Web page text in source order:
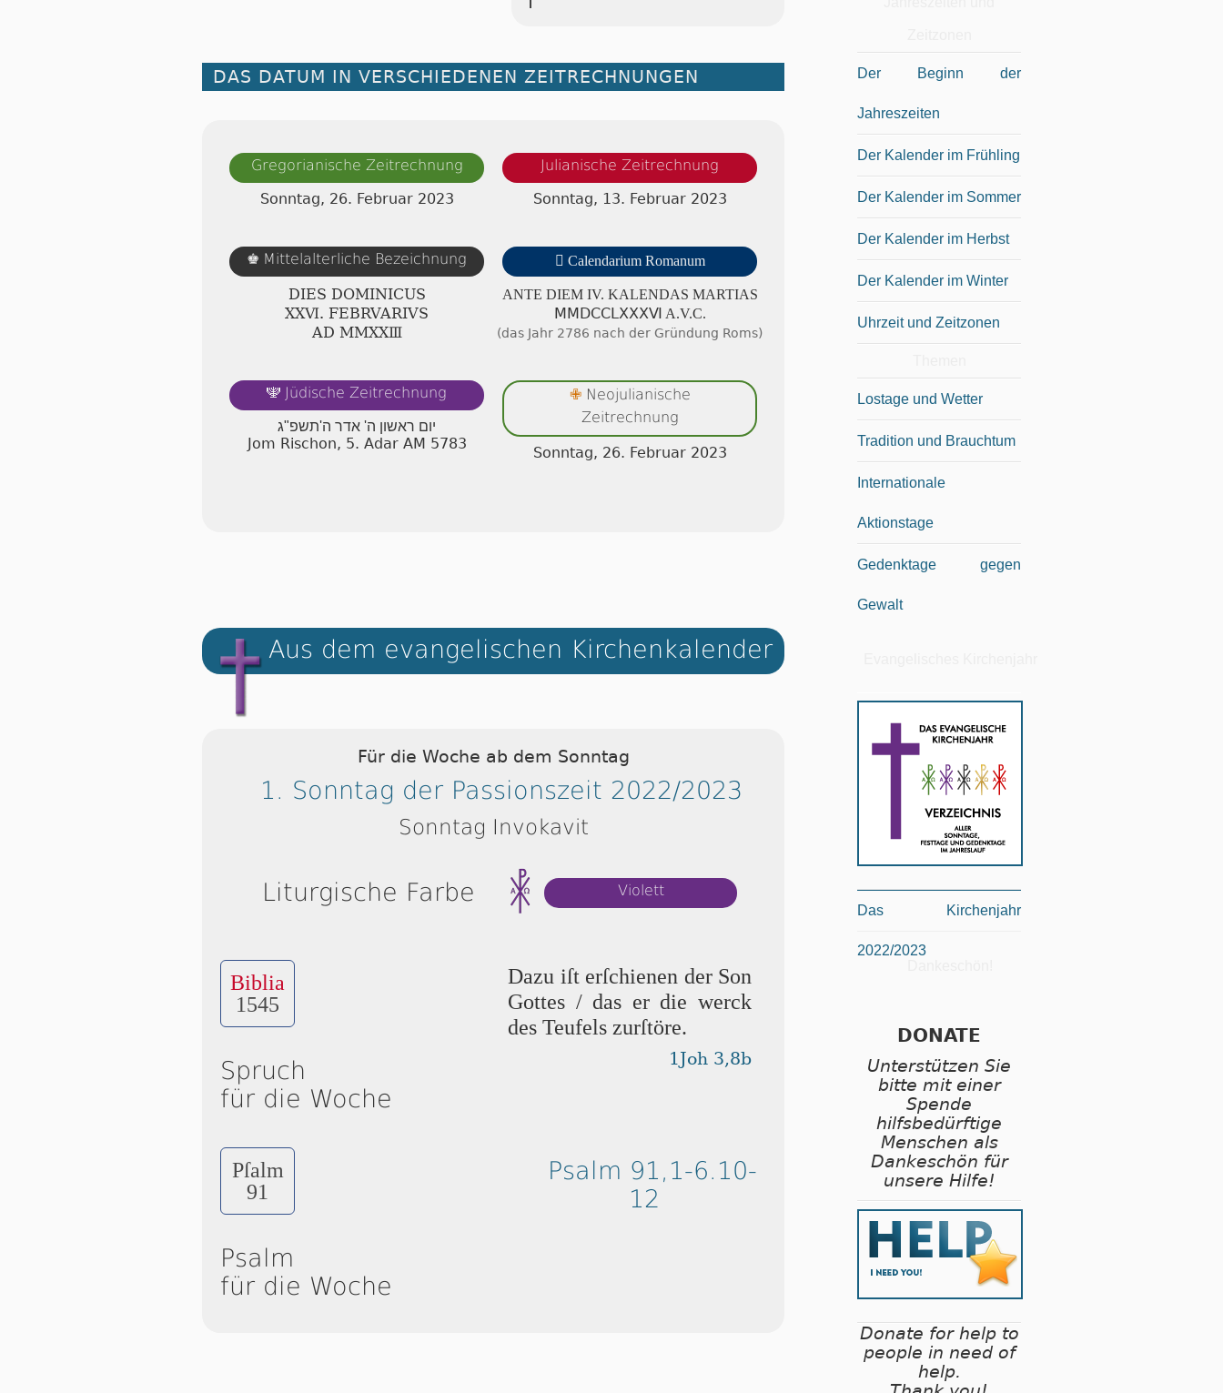
DAS DATUM IN VERSCHIEDENEN ZEITRECHNUNGEN
Gregorianische Zeitrechnung
Sonntag, 26. Februar 2023
Julianische Zeitrechnung
Sonntag, 13. Februar 2023
♚ Mittelalterliche Bezeichnung
DIES DOMINICUS
ⅩⅩⅥ. FEBRVARIVS
AD ⅯⅯⅩⅩⅢ
 Calendarium Romanum
ANTE DIEM IV. KA­LEN­DAS MAR­TI­AS
ⅯⅯⅮⅭⅭⅬⅩⅩⅩⅥ A.V.C.
(das Jahr 2786 nach der Gründung Roms)
🕎 Jüdische Zeitrechnung
יום ראשון ה' אדר ה'תשפ"ג
Jom Rischon, 5. Adar AM 5783
✙Neojulianische
Zeitrechnung
Sonntag, 26. Februar 2023
Aus dem evangelischen Kirchenkalender
Für die Woche ab dem Sonntag
1. Sonntag der Passionszeit 2022/2023
Sonntag Invokavit
Liturgische Farbe Violett
Biblia
1545
Spruch
für die Woche
Dazu iſt erſchienen der Son
Got­tes / das er die werck
des Teufels zurſtöre.
1Joh 3,8b
Pſalm
91
Psalm
für die Woche
Psalm 91,1-6.10-
12
Der Beginn der
Jahreszeiten
Der Kalender im Frühling
Der Kalender im Sommer
Der Kalender im Herbst
Der Kalender im Winter
Uhrzeit und Zeitzonen
Lostage und Wetter
Tradition und Brauchtum
Internationale
Aktionstage
Gedenktage gegen
Gewalt
Das Kirchenjahr
2022/2023
DONATE
Unterstützen Sie
bitte mit einer
Spende
hilfsbedürftige
Menschen als
Dankeschön für
unsere Hilfe!
Donate for help to
people in need of
help.